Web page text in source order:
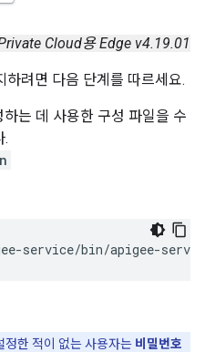
Cloud용 Edge v4.19.01
려면 다음 단계를 따르세요.
는 데 사용한 구성 파일을 수
.
service/bin/apigee-
정한 적이 없는 사용자는 비밀번호